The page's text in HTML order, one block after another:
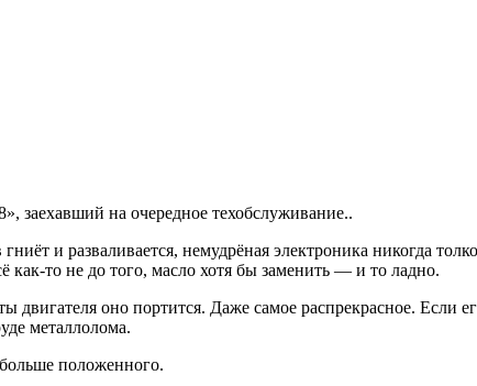
заехавший на очередное техобслуживание..
и разваливается, немудрёная электроника никогда
как-то не до того, масло хотя бы заменить — и то ладно.
оно портится. Даже самое распрекрасное. Если
металлолома.
положенного.